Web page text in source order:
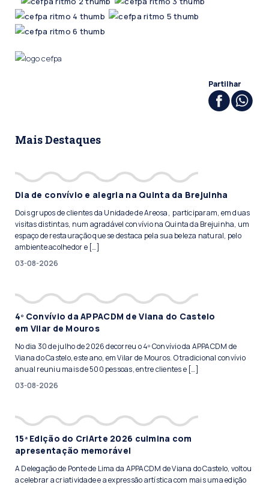
Partilhar
Mais Destaques
Dia de convívio e alegria na Quinta da Brejuinha
Dois grupos de clientes da Unidade de Areosa, participaram, em duas
visitas distintas, num agradável convívio na Quinta da Brejuinha, um
espaço de restauração que se destaca pela sua beleza natural, pelo
ambiente acolhedor e […]
03-08-2026
4º Convívio da APPACDM de Viana do Castelo
em Vilar de Mouros
No dia 30 de julho de 2026 decorreu o 4º Convívio da APPACDM de
Viana do Castelo, este ano, em Vilar de Mouros. O tradicional convívio
anual reuniu mais de 500 pessoas, entre clientes e […]
03-08-2026
15ª Edição do CriArte 2026 culmina com
apresentação memorável
A Delegação de Ponte de Lima da APPACDM de Viana do Castelo, voltou
a celebrar a criatividade e a expressão artística com mais uma edição